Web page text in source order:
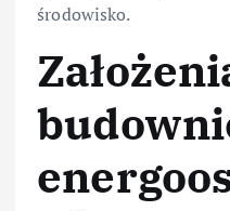
środowisko.